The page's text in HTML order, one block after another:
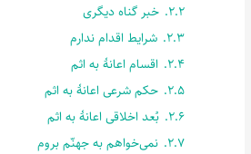
2.2. خبر گناه دیگری
2.3. شرایط اقدام ندارم
2.4. اقسام اعانۀ به اثم
2.5. حکم شرعی اعانۀ به اثم
2.6. بُعد اخلاقی اعانۀ به اثم
2.7. نمی‌خواهم به جهنّم بروم